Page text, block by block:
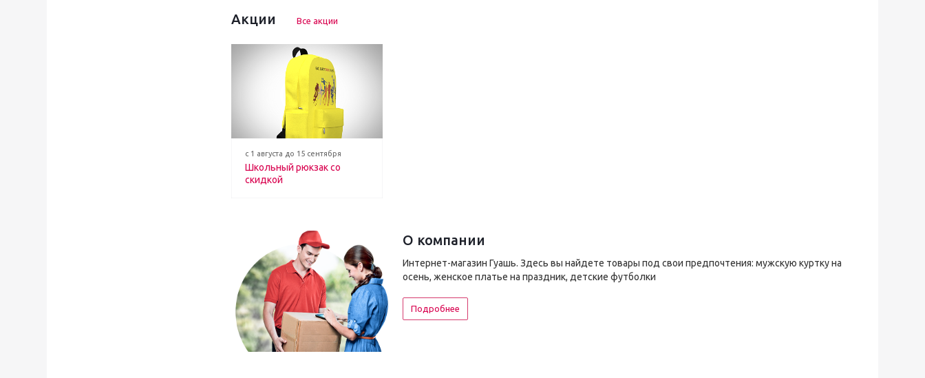
Акции Все акции
с 1 августа до 15 сентября
Школьный рюкзак со
скидкой
О компании
Интернет-магазин Гуашь. Здесь вы найдете товары под свои предпочтения: мужскую куртку на
осень, женское платье на праздник, детские футболки
Подробнее